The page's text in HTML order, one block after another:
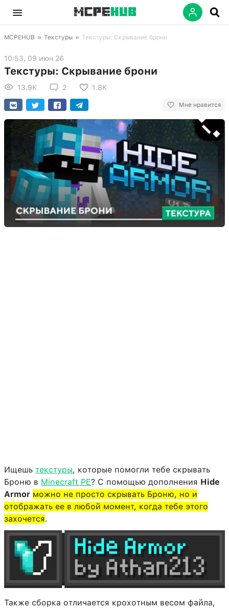
MCPEHUB » Текстуры » Текстуры: Скрывание брони
10:53, 09 июн 26
Текстуры: Скрывание брони
13.9K 2 1.8K
Мне нравится
Ищешь текстуры, которые помогли тебе скрывать
Броню в Minecraft PE? С помощью дополнения Hide
Armor можно не просто скрывать Броню, но и
отображать ее в любой момент, когда тебе этого
захочется.
Также сборка отличается крохотным весом файла,